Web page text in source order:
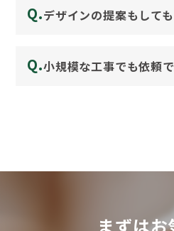
Q.デザインの提案もして
Q.小規模な工事でも依頼
まずはお